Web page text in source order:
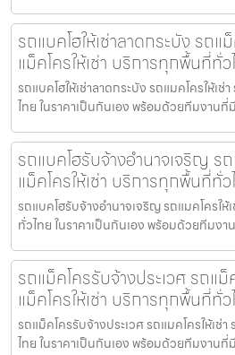
รถแบคโฮให้เช่าลาดกระบัง รถแ
แม็คโครให้เช่า บริการทุกพื้นที่ทั่
รถแบคโฮให้เช่าลาดกระบัง รถแมคโครให้เ
ไทย ในราคาเป็นกันเอง พร้อมด้วยทีมงาน
รถแบคโฮรับจ้างอำนาจเจริญ ร
แม็คโครให้เช่า บริการทุกพื้นที่ทั่
รถแบคโฮรับจ้างอำนาจเจริญ รถแมคโครให้
ทั่วไทย ในราคาเป็นกันเอง พร้อมด้วยทีมง
รถแม็คโครรับจ้างประเวศ รถแ
แม็คโครให้เช่า บริการทุกพื้นที่ทั่
รถแม็คโครรับจ้างประเวศ รถแมคโครให้เช่
ไทย ในราคาเป็นกันเอง พร้อมด้วยทีมงาน